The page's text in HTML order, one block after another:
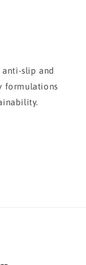
slip and
formulations